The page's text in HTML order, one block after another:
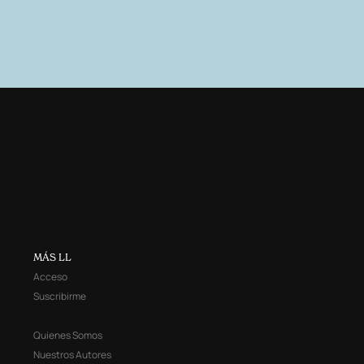
MÁS LL
Acceso
Suscribirme
Quienes Somos
Nuestros Autores